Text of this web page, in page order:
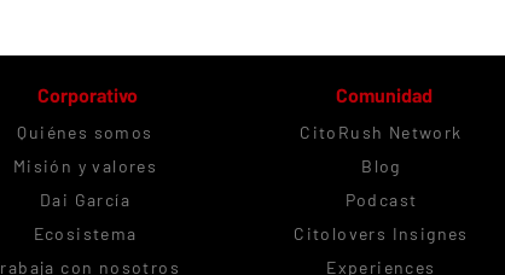
Corporativo
Quiénes somos
Misión y valores
Dai García
Ecosistema
con nosotros
Comunidad
CitoRush Network
Blog
Podcast
Citolovers Insignes
Experiences